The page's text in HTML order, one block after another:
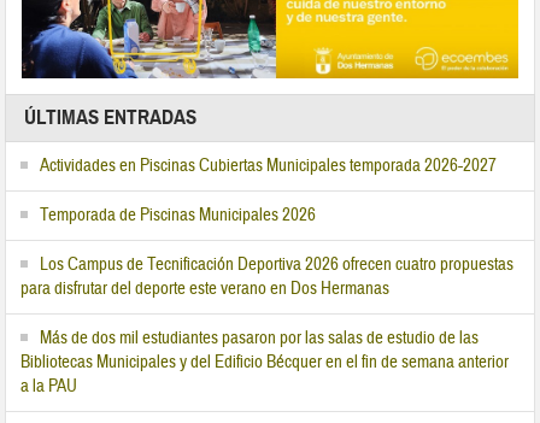
ÚLTIMAS ENTRADAS
Actividades en Piscinas Cubiertas Municipales temporada 2026-2027
Temporada de Piscinas Municipales 2026
Los Campus de Tecnificación Deportiva 2026 ofrecen cuatro propuestas
para disfrutar del deporte este verano en Dos Hermanas
Más de dos mil estudiantes pasaron por las salas de estudio de las
Bibliotecas Municipales y del Edificio Bécquer en el fin de semana anterior
a la PAU